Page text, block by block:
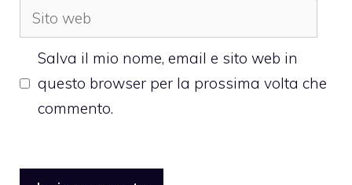
Sito
web
Salva il mio nome, email e sito web in
questo browser per la prossima volta che
commento.